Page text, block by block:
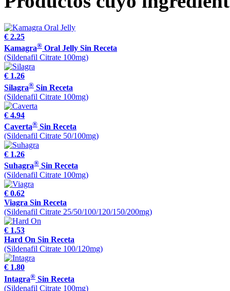
€ 2.25
Kamagra® Oral Jelly Sin Receta
(Sildenafil Citrate 100mg)
€ 1.26
Silagra® Sin Receta
(Sildenafil Citrate 100mg)
€ 4.94
Caverta® Sin Receta
(Sildenafil Citrate 50/100mg)
€ 1.26
Suhagra® Sin Receta
(Sildenafil Citrate 100mg)
€ 0.62
Viagra Sin Receta
(Sildenafil Citrate 25/50/100/120/150/200mg)
€ 1.53
Hard On Sin Receta
(Sildenafil Citrate 100/120mg)
€ 1.80
Intagra® Sin Receta
(Sildenafil Citrate 100mg)